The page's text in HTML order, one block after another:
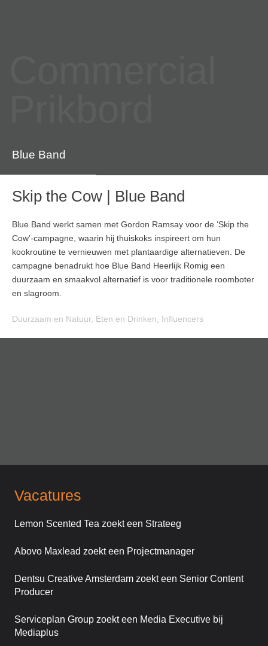
Blue Band
Skip the Cow | Blue Band
Blue Band werkt samen met Gordon Ramsay voor de ‘Skip the
Cow’-campagne, waarin hij thuiskoks inspireert om hun
kookroutine te vernieuwen met plantaardige alternatieven. De
campagne benadrukt hoe Blue Band Heerlijk Romig een
duurzaam en smaakvol alternatief is voor traditionele roomboter
en slagroom.
Duurzaam en Natuur, Eten en Drinken Influencers
Vacatures
Lemon Scented Tea zoekt een Strateeg
Abovo Maxlead zoekt een Projectmanager
Dentsu Creative Amsterdam zoekt een Senior Content
Producer
Serviceplan Group zoekt een Media Executive bij
Mediaplus